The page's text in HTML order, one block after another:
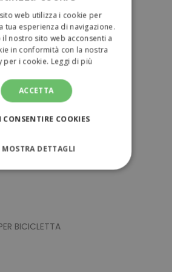
BICICLETTA
ENGLISH
web utilizza i cookie per
tua esperienza di navigazione.
il nostro sito web acconsenti a
in conformità con la nostra
per i cookie. Leggi di più
ACCETTA
CONSENTIRE COOKIES
MOSTRA DETTAGLI
NECESSARI